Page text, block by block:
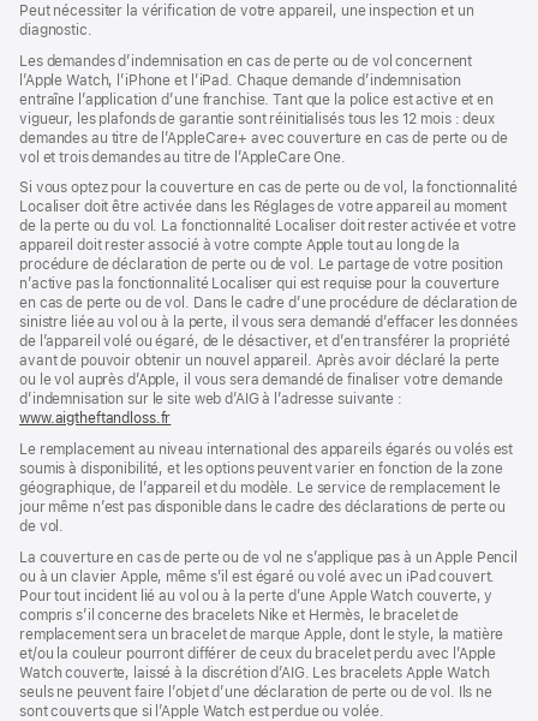
nouvelle
fenêtre)
nouvelle
une
nouvelle
fenêtre)
Peut nécessiter la vérification de votre appareil, une inspection et un
diagnostic.
Les demandes d’indemnisation en cas de perte ou de vol concernent
l’Apple Watch, l’iPhone et l’iPad. Chaque demande d’indemnisation
entraîne l’application d’une franchise. Tant que la police est active et en
vigueur, les plafonds de garantie sont réinitialisés tous les 12 mois : deux
demandes au titre de l’AppleCare+ avec couverture en cas de perte ou de
vol et trois demandes au titre de l’AppleCare One.
Si vous optez pour la couverture en cas de perte ou de vol, la fonctionnalité
Localiser doit être activée dans les Réglages de votre appareil au moment
de la perte ou du vol. La fonctionnalité Localiser doit rester activée et votre
appareil doit rester associé à votre compte Apple tout au long de la
procédure de déclaration de perte ou de vol. Le partage de votre position
n’active pas la fonctionnalité Localiser qui est requise pour la couverture
en cas de perte ou de vol. Dans le cadre d’une procédure de déclaration de
sinistre liée au vol ou à la perte, il vous sera demandé d’effacer les données
de l’appareil volé ou égaré, de le désactiver, et d’en transférer la propriété
avant de pouvoir obtenir un nouvel appareil. Après avoir déclaré la perte
ou le vol auprès d’Apple, il vous sera demandé de finaliser votre demande
d’indemnisation sur le site web d’AIG à l’adresse suivante :
www.aigtheftandloss.fr
une
nouvelle
fenêtre)
Le remplacement au niveau international des appareils égarés ou volés est
soumis à disponibilité, et les options peuvent varier en fonction de la zone
géographique, de l’appareil et du modèle. Le service de remplacement le
jour même n’est pas disponible dans le cadre des déclarations de perte ou
de vol.
La couverture en cas de perte ou de vol ne s’applique pas à un Apple Pencil
ou à un clavier Apple, même s’il est égaré ou volé avec un iPad couvert.
Pour tout incident lié au vol ou à la perte d’une Apple Watch couverte, y
compris s’il concerne des bracelets Nike et Hermès, le bracelet de
remplacement sera un bracelet de marque Apple, dont le style, la matière
et/ou la couleur pourront différer de ceux du bracelet perdu avec l’Apple
Watch couverte, laissé à la discrétion d’AIG. Les bracelets Apple Watch
seuls ne peuvent faire l’objet d’une déclaration de perte ou de vol. Ils ne
sont couverts que si l’Apple Watch est perdue ou volée.